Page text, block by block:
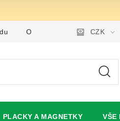
Obchodní podmínkyCZK
PLACKY A MAGNETKY VŠE